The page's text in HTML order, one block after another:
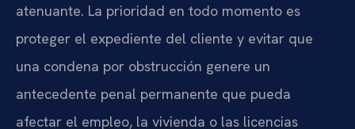
atenuante. La prioridad en todo momento es
proteger el expediente del cliente y evitar que
una condena por obstrucción genere un
antecedente penal permanente que pueda
afectar el empleo, la vivienda o las licencias